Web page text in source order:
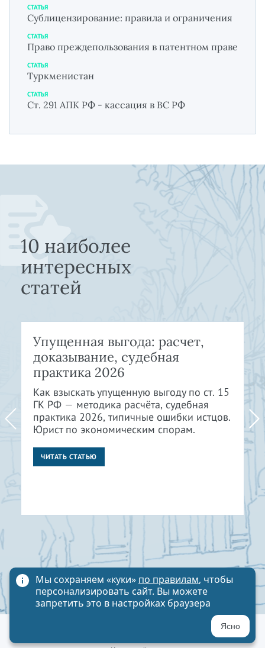
СТАТЬЯ
Сублицензирование: правила и ограничения
СТАТЬЯ
Право преждепользования в патентном праве
СТАТЬЯ
Туркменистан
СТАТЬЯ
Ст. 291 АПК РФ - кассация в ВС РФ
10 наиболее
интересных
статей
Упущенная выгода: расчет,
доказывание, судебная
практика 2026
Как взыскать упущенную выгоду по ст. 15
ГК РФ — методика расчёта, судебная
практика 2026, типичные ошибки истцов.
Юрист по экономическим спорам.
ЧИТАТЬ СТАТЬЮ
Политика обработки персональных данных
Мы сохраняем «куки» по правилам, чтобы
персонализировать сайт. Вы можете
запретить это в настройках браузера
Ясно